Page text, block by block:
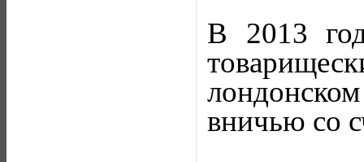
В 2013
вничью со